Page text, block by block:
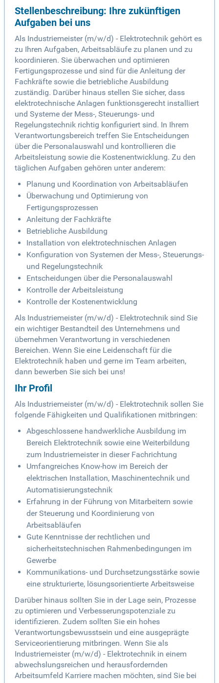
Stellenbeschreibung: Ihre zukünftigen
Aufgaben bei uns
Als Industriemeister (m/w/d) - Elektrotechnik gehört es
zu Ihren Aufgaben, Arbeitsabläufe zu planen und zu
koordinieren. Sie überwachen und optimieren
Fertigungsprozesse und sind für die Anleitung der
Fachkräfte sowie die betriebliche Ausbildung
zuständig. Darüber hinaus stellen Sie sicher, dass
elektrotechnische Anlagen funktionsgerecht installiert
und Systeme der Mess-, Steuerungs- und
Regelungstechnik richtig konfiguriert sind. In Ihrem
Verantwortungsbereich treffen Sie Entscheidungen
über die Personalauswahl und kontrollieren die
Arbeitsleistung sowie die Kostenentwicklung. Zu den
täglichen Aufgaben gehören unter anderem:
Planung und Koordination von Arbeitsabläufen
Überwachung und Optimierung von
Fertigungsprozessen
Anleitung der Fachkräfte
Betriebliche Ausbildung
Installation von elektrotechnischen Anlagen
Konfiguration von Systemen der Mess-, Steuerungs-
und Regelungstechnik
Entscheidungen über die Personalauswahl
Kontrolle der Arbeitsleistung
Kontrolle der Kostenentwicklung
Als Industriemeister (m/w/d) - Elektrotechnik sind Sie
ein wichtiger Bestandteil des Unternehmens und
übernehmen Verantwortung in verschiedenen
Bereichen. Wenn Sie eine Leidenschaft für die
Elektrotechnik haben und gerne im Team arbeiten,
dann bewerben Sie sich bei uns!
Ihr Profil
Als Industriemeister (m/w/d) - Elektrotechnik sollen Sie
folgende Fähigkeiten und Qualifikationen mitbringen:
Abgeschlossene handwerkliche Ausbildung im
Bereich Elektrotechnik sowie eine Weiterbildung
zum Industriemeister in dieser Fachrichtung
Umfangreiches Know-how im Bereich der
elektrischen Installation, Maschinentechnik und
Automatisierungstechnik
Erfahrung in der Führung von Mitarbeitern sowie
der Steuerung und Koordinierung von
Arbeitsabläufen
Gute Kenntnisse der rechtlichen und
sicherheitstechnischen Rahmenbedingungen im
Gewerbe
Kommunikations- und Durchsetzungsstärke sowie
eine strukturierte, lösungsorientierte Arbeitsweise
Darüber hinaus sollten Sie in der Lage sein, Prozesse
zu optimieren und Verbesserungspotenziale zu
identifizieren. Zudem sollten Sie ein hohes
Verantwortungsbewusstsein und eine ausgeprägte
Serviceorientierung mitbringen. Wenn Sie als
Industriemeister (m/w/d) - Elektrotechnik in einem
abwechslungsreichen und herausfordernden
Arbeitsumfeld Karriere machen möchten, sind Sie bei